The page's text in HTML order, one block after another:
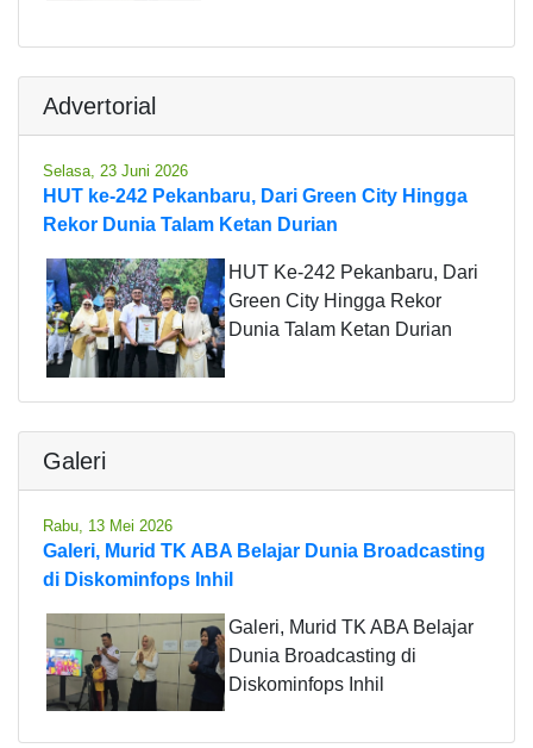
Advertorial
Selasa, 23 Juni 2026
HUT ke-242 Pekanbaru, Dari Green City Hingga
Rekor Dunia Talam Ketan Durian
HUT Ke-242 Pekanbaru, Dari
Green City Hingga Rekor
Dunia Talam Ketan Durian
Galeri
Rabu, 13 Mei 2026
Galeri, Murid TK ABA Belajar Dunia Broadcasting
di Diskominfops Inhil
Galeri, Murid TK ABA Belajar
Dunia Broadcasting di
Diskominfops Inhil